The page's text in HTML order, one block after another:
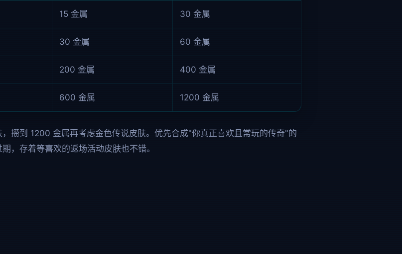
15 金属 30 金属
30 金属 60 金属
200 金属 400 金属
600 金属 1200 金属
攒到 1200 金属再考虑金色传说皮肤。优先合成"你真正喜欢且常玩的传奇"的
，存着等喜欢的返场活动皮肤也不错。